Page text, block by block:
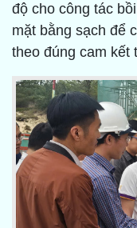
độ cho công tác
mặt bằng sạch để
theo đúng cam kết